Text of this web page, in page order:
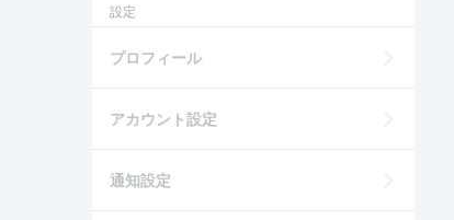
設定
プロフィール
アカウント設定
通知設定